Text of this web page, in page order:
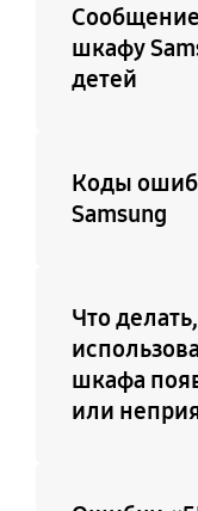
шкафу
детей
Коды
Samsung
Что
шкафа
или